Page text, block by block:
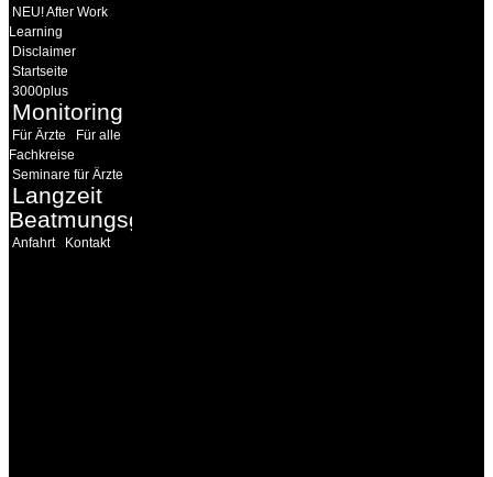
NEU! After Work
Learning
Disclaimer
Startseite
3000plus
Monitoring
Für Ärzte
Für alle
Fachkreise
Seminare für Ärzte
Langzeit
Beatmungsgeräte
Anfahrt Kontakt